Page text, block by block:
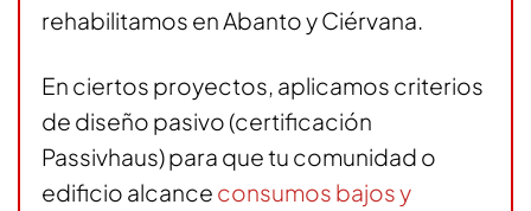
rehabilitamos en Abanto y Ciérvana.
En ciertos proyectos, aplicamos criterios
de diseño pasivo (certificación
Passivhaus) para que tu comunidad o
edificio alcance consumos bajos y